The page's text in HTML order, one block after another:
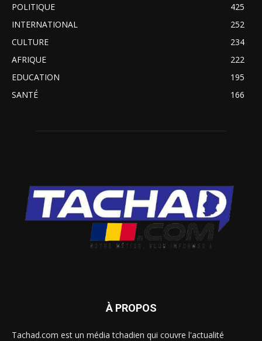
POLITIQUE
425
INTERNATIONAL
252
CULTURE
234
AFRIQUE
222
EDUCATION
195
SANTÉ
166
À PROPOS
Tachad.com est un média tchadien qui couvre l'actualité